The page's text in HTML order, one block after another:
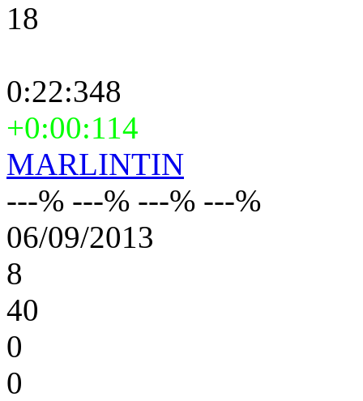
18
0:22:348
+0:00:114
MARLINTIN
---% ---% ---% ---%
06/09/2013
8
40
0
0